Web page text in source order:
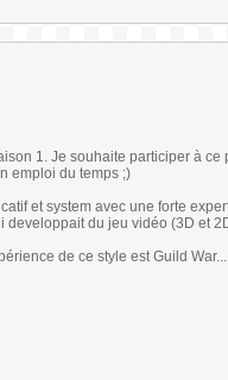
1. Je souhaite participer à
emploi du temps ;)
et system avec une forte
du jeu vidéo (3D et
de ce style est Guild